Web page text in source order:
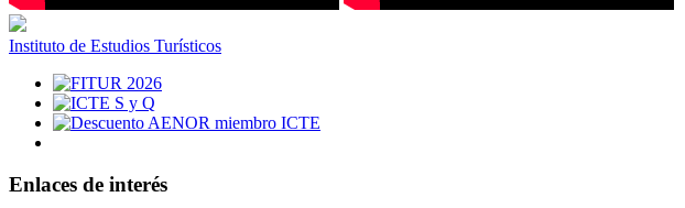
Instituto de Estudios Turísticos
Enlaces de interés